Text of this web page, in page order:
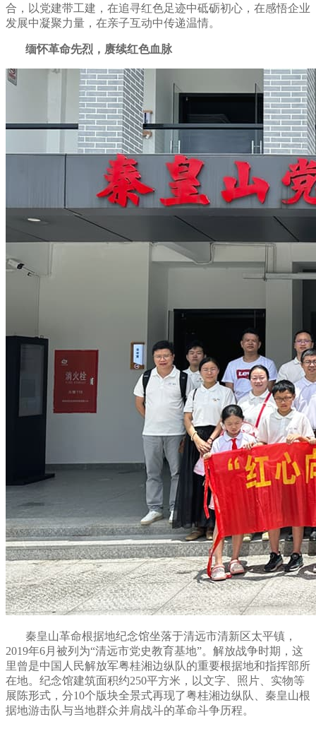
合，以党建带工建，在追寻红色足迹中砥砺初心，在感悟企业
发展中凝聚力量，在亲子互动中传递温情。
缅怀革命先烈，赓续红色血脉
秦皇山革命根据地纪念馆坐落于清远市清新区太平镇，
2019年6月被列为“清远市党史教育基地”。解放战争时期，这
里曾是中国人民解放军粤桂湘边纵队的重要根据地和指挥部所
在地。纪念馆建筑面积约250平方米，以文字、照片、实物等
展陈形式，分10个版块全景式再现了粤桂湘边纵队、秦皇山根
据地游击队与当地群众并肩战斗的革命斗争历程。